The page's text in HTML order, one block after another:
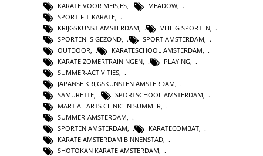
KARATE VOOR MEISJES
MEADOW
SPORT-FIT-KARATE
KRIJGSKUNST AMSTERDAM
VEILIG SPORTEN
SPORTEN IS GEZOND
SPORT AMSTERDAM
OUTDOOR
KARATESCHOOL AMSTERDAM
KARATE ZOMERTRAININGEN
PLAYING
SUMMER-ACTIVITIES
JAPANSE KRIJGSKUNSTEN AMSTERDAM,
SAMURETTE, SPORTSCHOOL AMSTERDAM,
MARTIAL ARTS CLINIC IN SUMMER,
SUMMER-AMSTERDAM,
SPORTEN AMSTERDAM, KARATECOMBAT,
KARATE AMSTERDAM BINNENSTAD,
SHOTOKAN KARATE AMSTERDAM,